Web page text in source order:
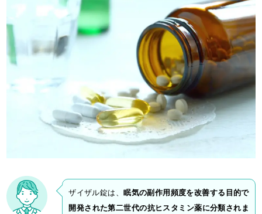
ザイザル錠は、眠気の副作用頻度を改善する目的で
開発された第二世代の抗ヒスタミン薬に分類されま